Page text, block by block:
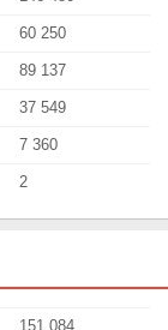
60 250
89 137
37 549
7 360
2
151 084